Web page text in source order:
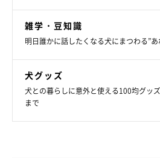
雑学・豆知識
明日誰かに話したくなる犬にまつわる”
犬グッズ
犬との暮らしに意外と使える100均グッ
まで